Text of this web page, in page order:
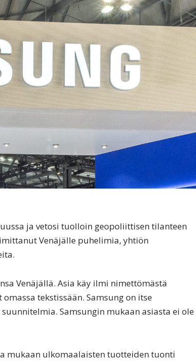
ja vetosi tuolloin geopoliittisen tilanteen
Venäjälle puhelimia, yhtiön
Venäjällä. Asia käy ilmi nimettömästä
tekstissään. Samsung on itse
Samsungin mukaan asiasta ei ole
mukaan ulkomaalaisten tuotteiden tuonti